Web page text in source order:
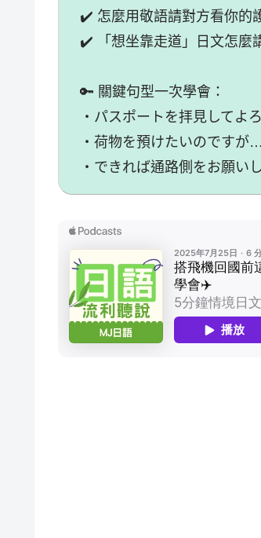
✔️ 怎麼用敬語請對方看你的
✔️ 「想坐靠走道」日文怎麼
🔑 關鍵句型一次學會：
・パスポートを拝見してよ
・荷物を預けたいのですが…
・できれば通路側をお願い